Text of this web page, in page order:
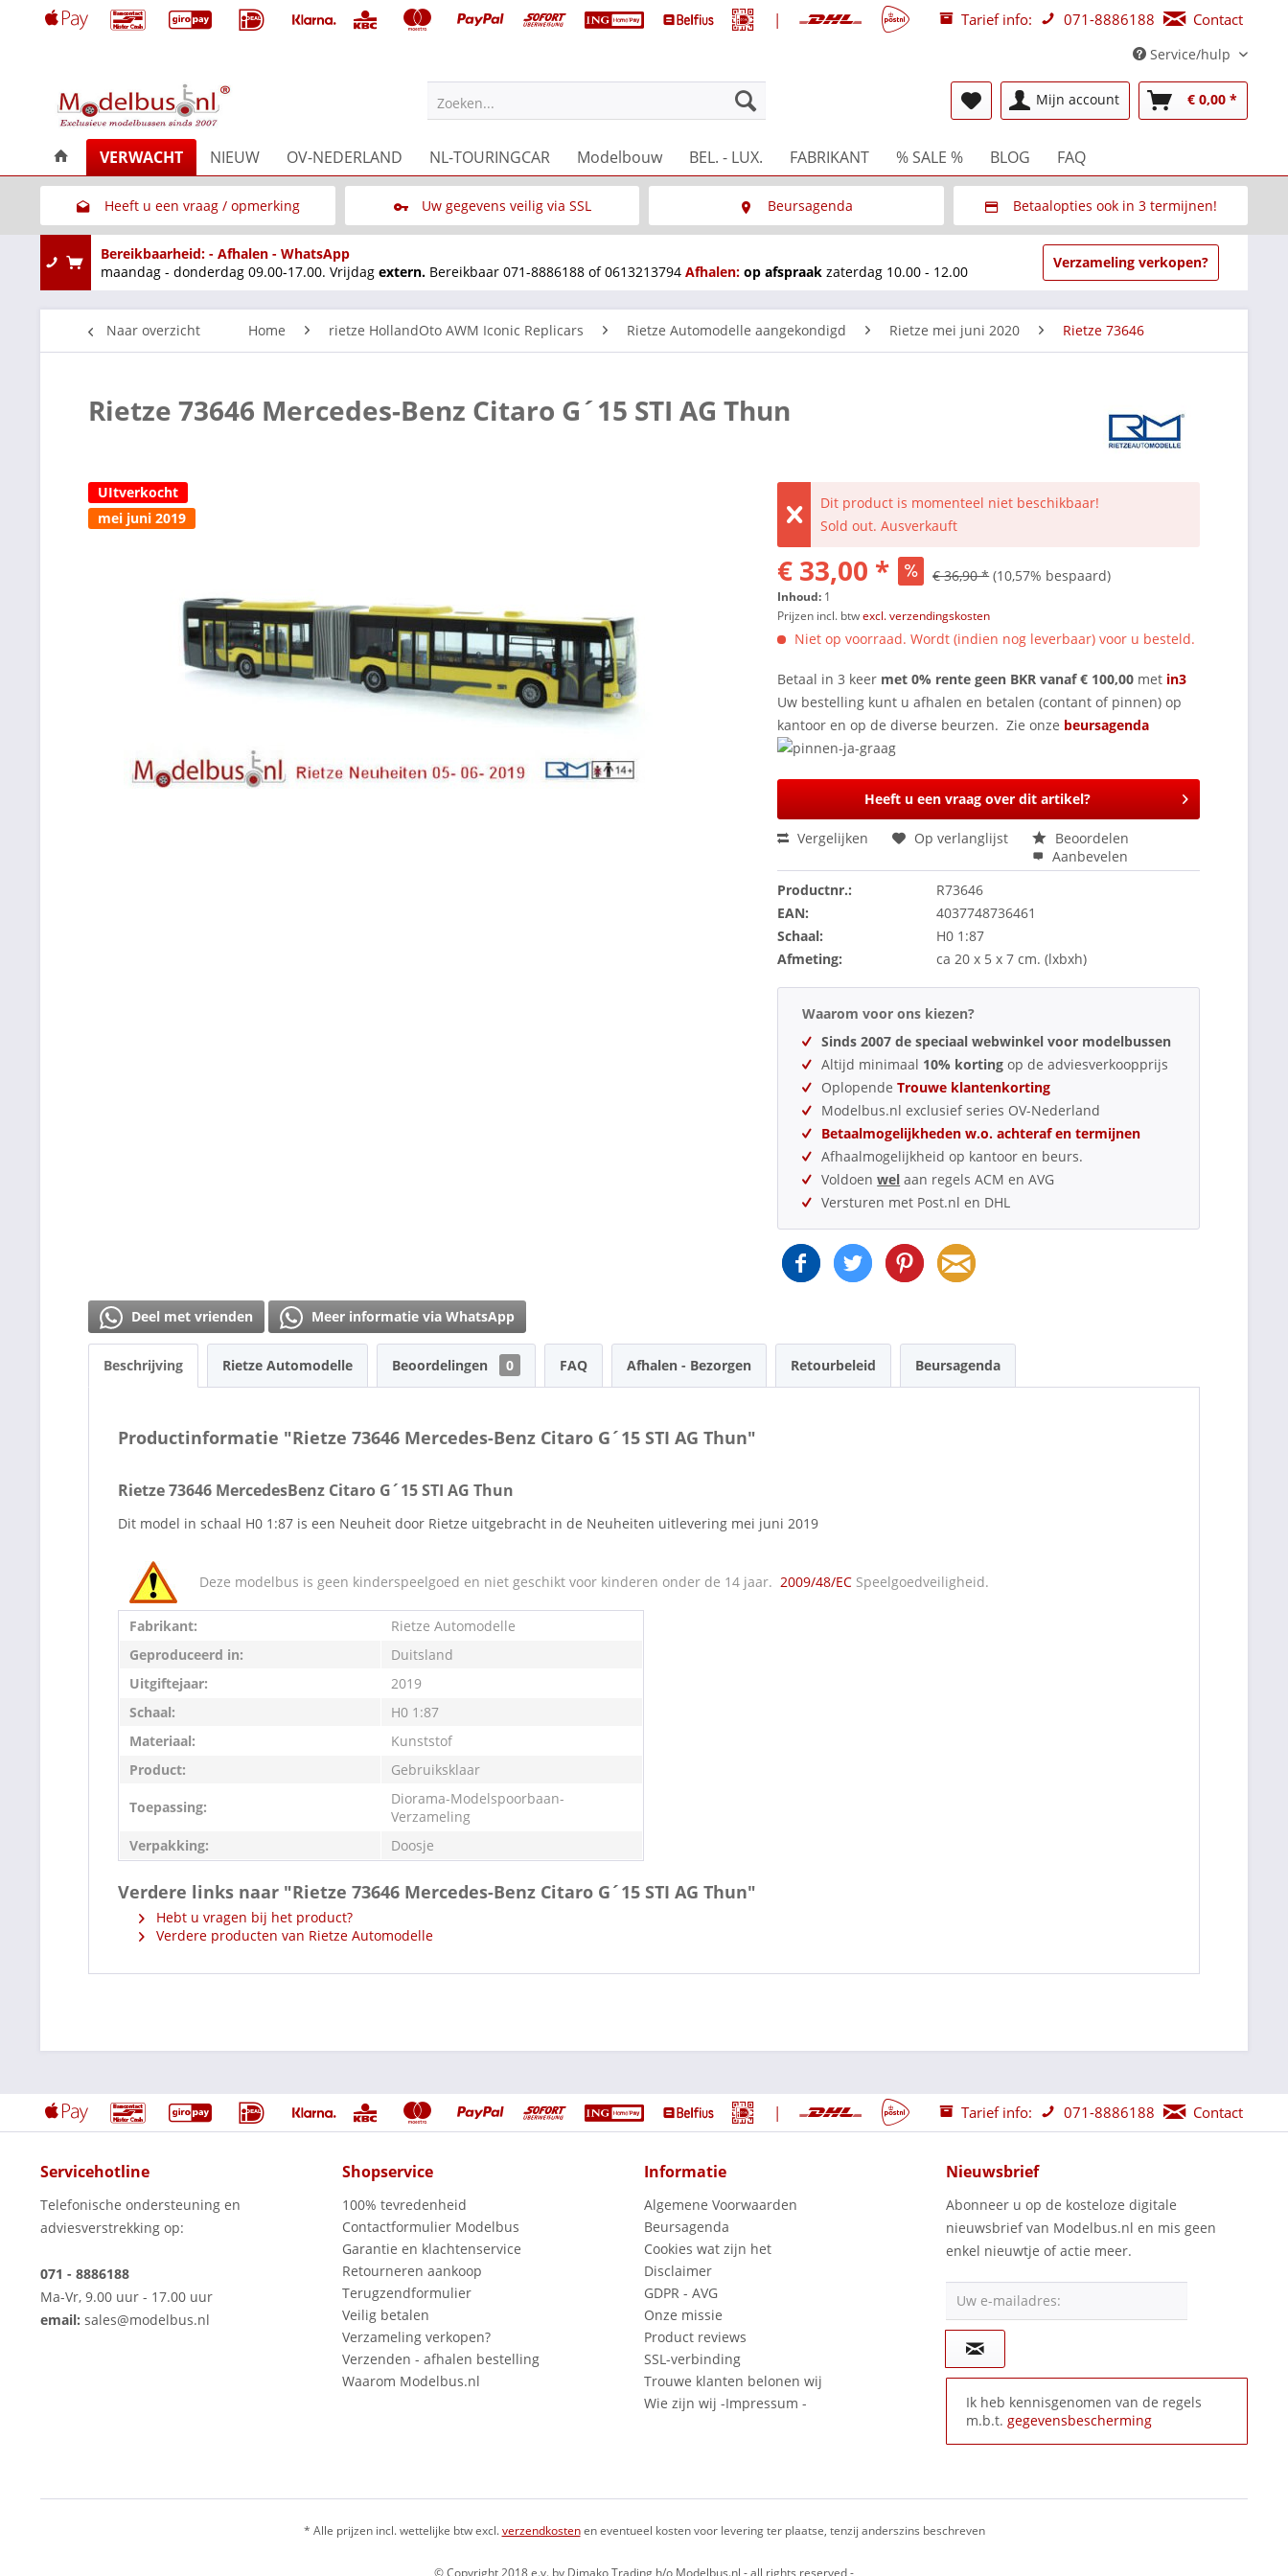
| Tarief info: 071-8886188 Contact
Service/hulp
Zoeken... Mijn account € 0,00 *
VERWACHT NIEUW OV-NEDERLAND NL-TOURINGCAR Modelbouw BEL. - LUX. FABRIKANT % SALE % BLOG FAQ
Heeft u een vraag / opmerking
Link naar het contactformulier
Uw gegevens veilig via SSL Beursagenda Betaalopties ook in 3 termijnen!
Via Multisafepay (veilig via SSL)
Bereikbaarheid: - Afhalen - WhatsApp
maandag - donderdag 09.00-17.00. Vrijdag extern. Bereikbaar 071-8886188 of 0613213794 Afhalen: op afspraak zaterdag 10.00 - 12.00
Verzameling verkopen?
Naar overzicht Home rietze HollandOto AWM Iconic Replicars Rietze Automodelle aangekondigd Rietze mei juni 2020 Rietze 73646
Rietze 73646 Mercedes-Benz Citaro G´15 STI AG Thun
UItverkocht
mei juni 2019
Dit product is momenteel niet beschikbaar!
Sold out. Ausverkauft
€ 33,00 * € 36,90 * (10,57% bespaard)
Inhoud: 1
Prijzen incl. btwexcl. verzendingskosten
Niet op voorraad. Wordt (indien nog leverbaar) voor u besteld.
Betaal in 3 keer met 0% rente geen BKR vanaf € 100,00 met in3
Uw bestelling kunt u afhalen en betalen (contant of pinnen) op
kantoor en op de diverse beurzen. Zie onze beursagenda
Heeft u een vraag over dit artikel?
Vergelijken Op verlanglijst
Beoordelen
Aanbevelen
Productnr.:
R73646
EAN:
4037748736461
Schaal:
H0 1:87
Afmeting:
ca 20 x 5 x 7 cm. (lxbxh)
Waarom voor ons kiezen?
Sinds 2007 de speciaal webwinkel voor modelbussen
Altijd minimaal 10% kortingop de adviesverkoopprijs
OplopendeTrouwe klantenkorting
Modelbus.nl exclusief series OV-Nederland
Betaalmogelijkheden w.o. achteraf en termijnen
Afhaalmogelijkheid op kantoor en beurs.
Voldoenwel aan regels ACM en AVG
Versturen met Post.nl en DHL
Deel met vrienden Meer informatie via WhatsApp
Beschrijving Rietze Automodelle Beoordelingen 0 FAQ Afhalen - Bezorgen Retourbeleid Beursagenda
Productinformatie "Rietze 73646 Mercedes-Benz Citaro G´15 STI AG Thun"
Rietze 73646 MercedesBenz Citaro G´15 STI AG Thun
Dit model in schaal H0 1:87 is een Neuheit door Rietze uitgebracht in de Neuheiten uitlevering mei juni 2019
Deze modelbus is geen kinderspeelgoed en niet geschikt voor kinderen onder de 14 jaar. 2009/48/EC Speelgoedveiligheid.
Fabrikant:
Rietze Automodelle
Geproduceerd in:
Duitsland
Uitgiftejaar:
2019
Schaal:
H0 1:87
Materiaal:
Kunststof
Product:
Gebruiksklaar
Toepassing:
Diorama-Modelspoorbaan-
Verzameling
Verpakking:
Doosje
Verdere links naar "Rietze 73646 Mercedes-Benz Citaro G´15 STI AG Thun"
Hebt u vragen bij het product?
Verdere producten van Rietze Automodelle
| Tarief info: 071-8886188 Contact
Servicehotline
Telefonische ondersteuning en
adviesverstrekking op:
071 - 8886188
Ma-Vr, 9.00 uur - 17.00 uur
email: sales@modelbus.nl
Shopservice
100% tevredenheid
Contactformulier Modelbus
Garantie en klachtenservice
Retourneren aankoop
Terugzendformulier
Veilig betalen
Verzameling verkopen?
Verzenden - afhalen bestelling
Waarom Modelbus.nl
Informatie
Algemene Voorwaarden
Beursagenda
Cookies wat zijn het
Disclaimer
GDPR - AVG
Onze missie
Product reviews
SSL-verbinding
Trouwe klanten belonen wij
Wie zijn wij -Impressum -
Nieuwsbrief
Abonneer u op de kosteloze digitale
nieuwsbrief van Modelbus.nl en mis geen
enkel nieuwtje of actie meer.
Uw e-mailadres:
Ik heb kennisgenomen van de regels
m.b.t. gegevensbescherming
* Alle prijzen incl. wettelijke btw excl.verzendkostenen eventueel kosten voor levering ter plaatse, tenzij anderszins beschreven